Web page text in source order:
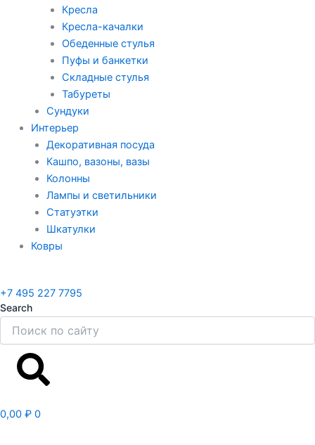
Кресла
Кресла-качалки
Обеденные стулья
Пуфы и банкетки
Складные стулья
Табуреты
Сундуки
Интерьер
Декоративная посуда
Кашпо, вазоны, вазы
Колонны
Лампы и светильники
Статуэтки
Шкатулки
Ковры
+7 495 227 7795
Search
0,00 ₽ 0